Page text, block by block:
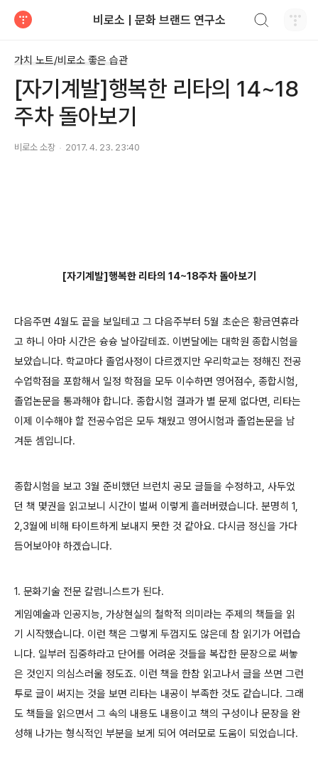
비로소 | 문화 브랜드 연구소
가치 노트/비로소 좋은 습관
[자기계발]행복한 리타의 14~18
주차 돌아보기
비로소 소장 2017. 4. 23. 23:40
[자기계발]행복한 리타의 14~18주차 돌아보기
다음주면 4월도 끝을 보일테고 그 다음주부터 5월 초순은 황금연휴라
고 하니 아마 시간은 슝슝 날아갈테죠. 이번달에는 대학원 종합시험을
보았습니다. 학교마다 졸업사정이 다르겠지만 우리학교는 정해진 전공
수업학점을 포함해서 일정 학점을 모두 이수하면 영어점수, 종합시험,
졸업논문을 통과해야 합니다. 종합시험 결과가 별 문제 없다면, 리타는
이제 이수해야 할 전공수업은 모두 채웠고 영어시험과 졸업논문을 남
겨둔 셈입니다.
종합시험을 보고 3월 준비했던 브런치 공모 글들을 수정하고, 사두었
던 책 몇권을 읽고보니 시간이 벌써 이렇게 흘러버렸습니다. 분명히 1,
2,3월에 비해 타이트하게 보내지 못한 것 같아요. 다시금 정신을 가다
듬어보아야 하겠습니다.
1. 문화기술 전문 칼럼니스트가 된다.
게임예술과 인공지능, 가상현실의 철학적 의미라는 주제의 책들을 읽
기 시작했습니다. 이런 책은 그렇게 두껍지도 않은데 참 읽기가 어렵습
니다. 일부러 집중하라고 단어를 어려운 것들을 복잡한 문장으로 써놓
은 것인지 의심스러울 정도죠. 이런 책을 한참 읽고나서 글을 쓰면 그런
투로 글이 써지는 것을 보면 리타는 내공이 부족한 것도 같습니다. 그래
도 책들을 읽으면서 그 속의 내용도 내용이고 책의 구성이나 문장을 완
성해 나가는 형식적인 부분을 보게 되어 여러모로 도움이 되었습니다.